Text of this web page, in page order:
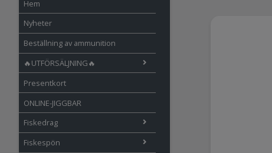
Hem
Nyheter
Beställning av ammunition
🔥UTFÖRSÄLJNING🔥
Presentkort
ONLINE-JIGGBAR
Fiskedrag
Fiskespön